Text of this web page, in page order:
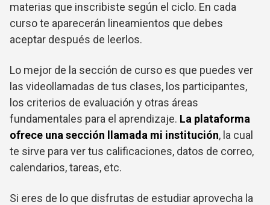
materias que inscribiste según el ciclo. En cada
curso te aparecerán lineamientos que debes
aceptar después de leerlos.
Lo mejor de la sección de curso es que puedes ver
las videollamadas de tus clases, los participantes,
los criterios de evaluación y otras áreas
fundamentales para el aprendizaje. La plataforma
ofrece una sección llamada mi institución, la cual
te sirve para ver tus calificaciones, datos de correo,
calendarios, tareas, etc.
Si eres de lo que disfrutas de estudiar aprovecha la